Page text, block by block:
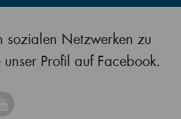
Netzwerken zu
Profil auf Facebook.